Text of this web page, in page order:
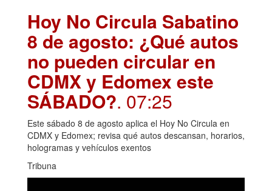
Hoy No Circula Sabatino
8 de agosto: ¿Qué autos
no pueden circular en
CDMX y Edomex este
SÁBADO?. 07:25
Este sábado 8 de agosto aplica el Hoy No Circula en
CDMX y Edomex; revisa qué autos descansan, horarios,
hologramas y vehículos exentos
Tribuna